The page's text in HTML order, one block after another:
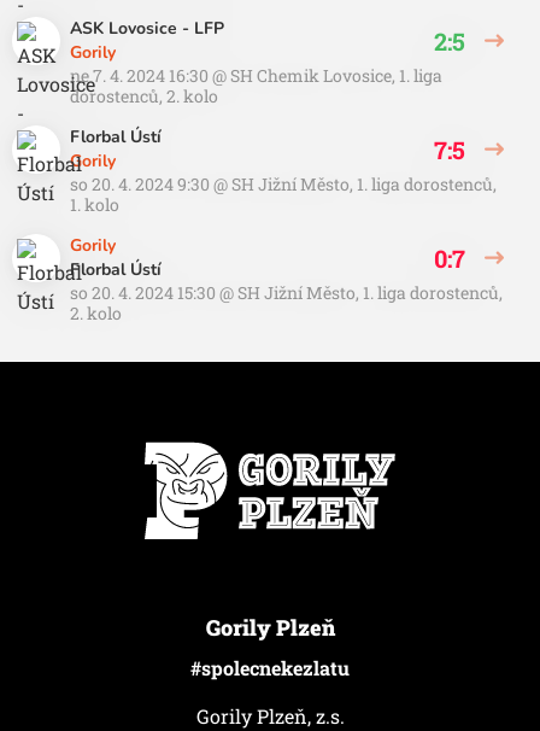
ASK Lovosice - LFP
Gorily
2:5
ne 7. 4. 2024 16:30 @ SH Chemik Lovosice, 1. liga
dorostenců, 2. kolo
Florbal Ústí
Gorily
7:5
so 20. 4. 2024 9:30 @ SH Jižní Město, 1. liga dorostenců,
1. kolo
Gorily
Florbal Ústí
0:7
so 20. 4. 2024 15:30 @ SH Jižní Město, 1. liga dorostenců,
2. kolo
Gorily Plzeň
#spolecnekezlatu
Gorily Plzeň, z.s.